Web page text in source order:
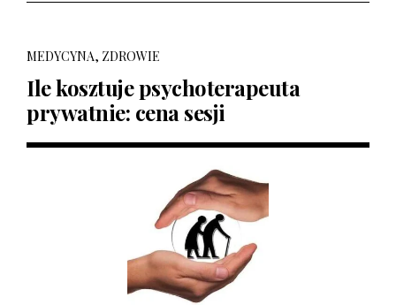
MEDYCYNA, ZDROWIE
Ile kosztuje psychoterapeuta
prywatnie: cena sesji